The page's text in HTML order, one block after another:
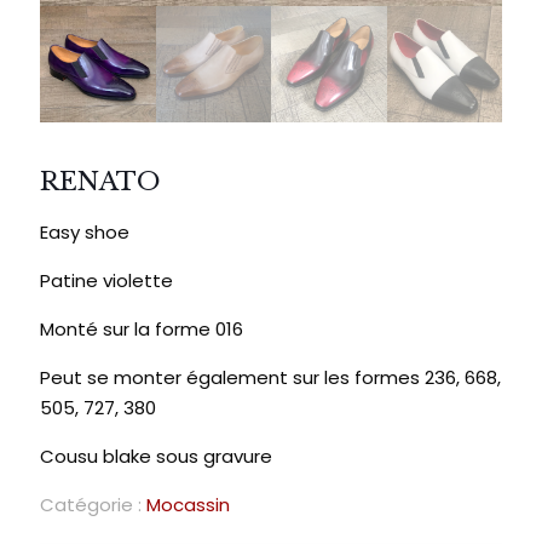
RENATO
Easy shoe
Patine violette
Monté sur la forme 016
Peut se monter également sur les formes 236, 668,
505, 727, 380
Cousu blake sous gravure
Catégorie : Mocassin